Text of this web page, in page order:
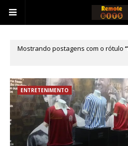
Mostrando postagens com o rótulo
ENTRETENIMENTO